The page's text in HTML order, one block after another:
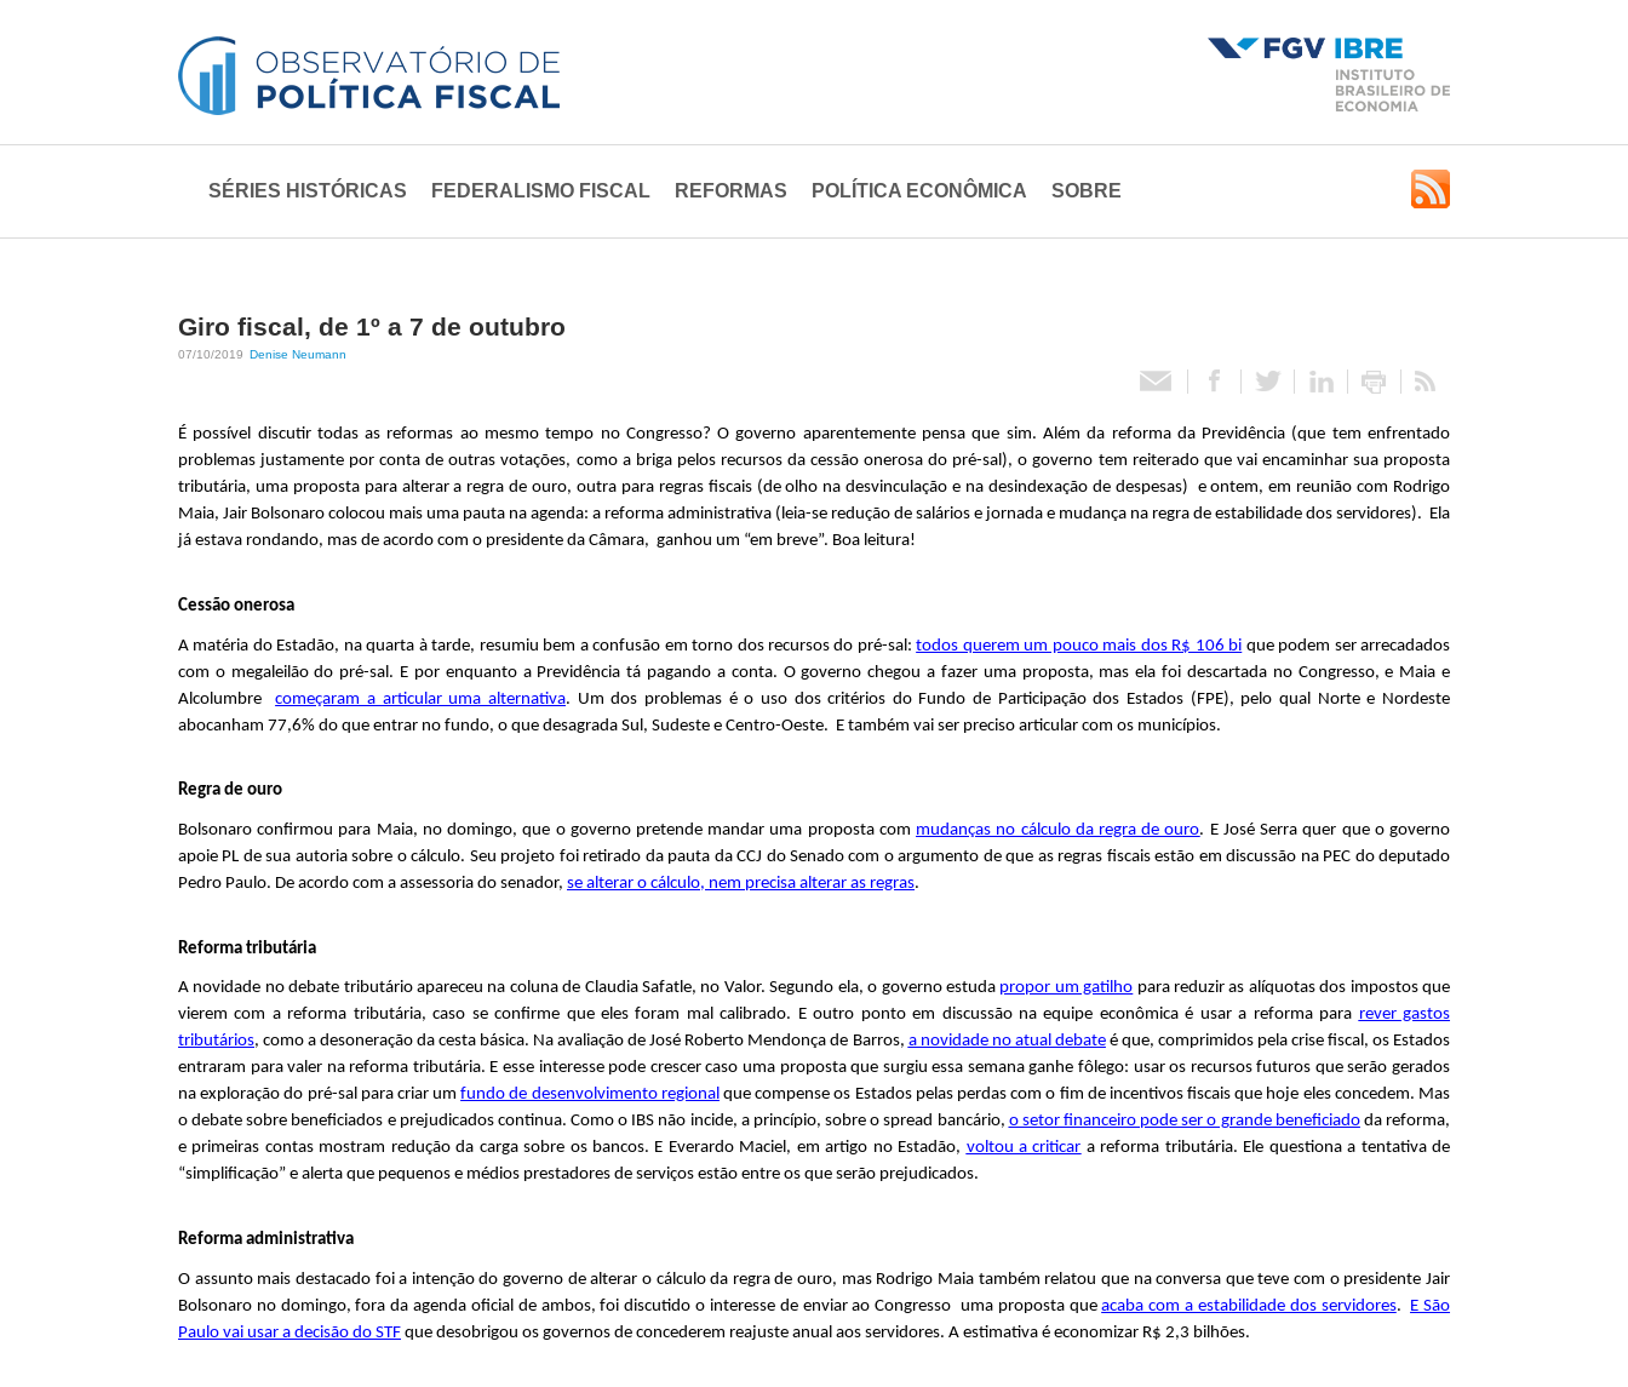
O
r
a
t
ó
r
i
o
P
l
í
t
i
c
F
i
n
p
r
n
c
i
p
l
SÉRIES HISTÓRICAS FEDERALISMO FISCAL REFORMAS POLÍTICA ECONÔMICA SOBRE
Giro fiscal, de 1º a 7 de outubro
07/10/2019 Denise Neumann
É possível discutir todas as reformas ao mesmo tempo no Congresso? O governo aparentemente pensa que sim. Além da reforma da Previdência (que tem enfrentado
problemas justamente por conta de outras votações, como a briga pelos recursos da cessão onerosa do pré-sal), o governo tem reiterado que vai encaminhar sua proposta
tributária, uma proposta para alterar a regra de ouro, outra para regras fiscais (de olho na desvinculação e na desindexação de despesas) e ontem, em reunião com Rodrigo
Maia, Jair Bolsonaro colocou mais uma pauta na agenda: a reforma administrativa (leia-se redução de salários e jornada e mudança na regra de estabilidade dos servidores). Ela
já estava rondando, mas de acordo com o presidente da Câmara, ganhou um “em breve”. Boa leitura!
Cessão onerosa
A matéria do Estadão, na quarta à tarde, resumiu bem a confusão em torno dos recursos do pré-sal:todos querem um pouco mais dos R$ 106 bi que podem ser arrecadados
com o megaleilão do pré-sal. E por enquanto a Previdência tá pagando a conta. O governo chegou a fazer uma proposta, mas ela foi descartada no Congresso, e Maia e
Alcolumbrecomeçaram a articular uma alternativa. Um dos problemas é o uso dos critérios do Fundo de Participação dos Estados (FPE), pelo qual Norte e Nordeste
abocanham 77,6% do que entrar no fundo, o que desagrada Sul, Sudeste e Centro-Oeste. E também vai ser preciso articular com os municípios.
Regra de ouro
Bolsonaro confirmou para Maia, no domingo, que o governo pretende mandar uma proposta com mudanças no cálculo da regra de ouro. E José Serra quer que o governo
apoie PL de sua autoria sobre o cálculo. Seu projeto foi retirado da pauta da CCJ do Senado com o argumento de que as regras fiscais estão em discussão na PEC do deputado
Pedro Paulo. De acordo com a assessoria do senador, se alterar o cálculo, nem precisa alterar as regras.
Reforma tributária
A novidade no debate tributário apareceu na coluna de Claudia Safatle, no Valor. Segundo ela, o governo estuda propor um gatilho para reduzir as alíquotas dos impostos que
vierem com a reforma tributária, caso se confirme que eles foram mal calibrado. E outro ponto em discussão na equipe econômica é usar a reforma para rever gastos
tributários, como a desoneração da cesta básica. Na avaliação de José Roberto Mendonça de Barros, a novidade no atual debateé que, comprimidos pela crise fiscal, os Estados
entraram para valer na reforma tributária. E esse interesse pode crescer caso uma proposta que surgiu essa semana ganhe fôlego: usar os recursos futuros que serão gerados
na exploração do pré-sal para criar umfundo de desenvolvimento regionalque compense os Estados pelas perdas com o fim de incentivos fiscais que hoje eles concedem. Mas
o debate sobre beneficiados e prejudicados continua. Como o IBS não incide, a princípio, sobre o spread bancário, o setor financeiro pode ser o grande beneficiadoda reforma,
e primeiras contas mostram redução da carga sobre os bancos. E Everardo Maciel, em artigo no Estadão, voltou a criticar a reforma tributária. Ele questiona a tentativa de
“simplificação” e alerta que pequenos e médios prestadores de serviços estão entre os que serão prejudicados.
Reforma administrativa
O assunto mais destacado foi a intenção do governo de alterar o cálculo da regra de ouro, mas Rodrigo Maia também relatou que na conversa que teve com o presidente Jair
Bolsonaro no domingo, fora da agenda oficial de ambos, foi discutido o interesse de enviar ao Congresso uma proposta queacaba com a estabilidade dos servidores. E São
Paulo vai usar a decisão do STF que desobrigou os governos de concederem reajuste anual aos servidores. A estimativa é economizar R$ 2,3 bilhões.